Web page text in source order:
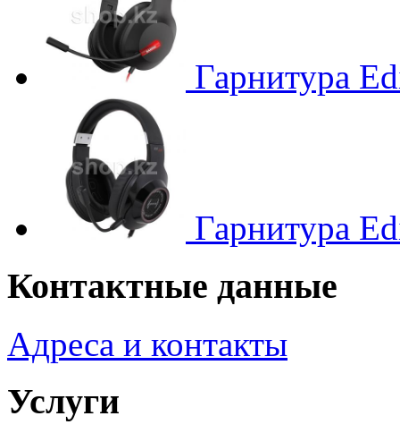
Гарнитура
Гарнитура
Контактные данные
Адреса и контакты
Услуги